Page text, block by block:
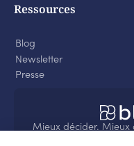
Ressources
Blog
Newsletter
Presse
Mieux décider. Mieux